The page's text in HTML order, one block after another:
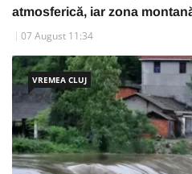
atmosferică, iar zona
07 August 11:34
VREMEA CLUJ